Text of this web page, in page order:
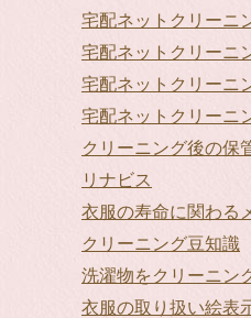
宅配ネットクリーニ
宅配ネットクリーニ
宅配ネットクリーニ
宅配ネットクリーニ
クリーニング後の保
リナビス
衣服の寿命に関わる
クリーニング豆知識
洗濯物をクリーニン
衣服の取り扱い絵表